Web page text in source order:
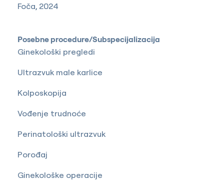
Foča, 2024
Posebne procedure/Subspecijalizacija
Ginekološki pregledi
Ultrazvuk male karlice
Kolposkopija
Vođenje trudnoće
Perinatološki ultrazvuk
Porođaj
Ginekološke operacije